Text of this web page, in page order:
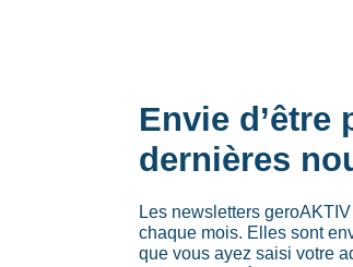
Envie d’être
dernières
Les newsletters
chaque mois. Elles sont
que vous ayez saisi votre